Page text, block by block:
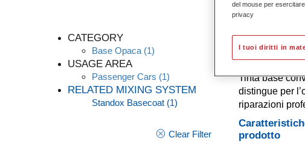
CATEGORY
Base Opaca (1)
USAGE AREA
Passenger Cars (1)
RELATED MIXING SYSTEM
Standox Basecoat (1)
Clear Filter
Tinta base
distingue per
riparazioni
prodotto
del mouse per
privacy
I tuoi diritti in